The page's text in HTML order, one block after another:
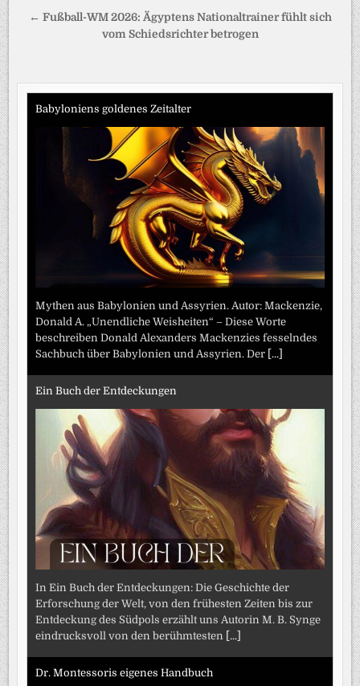
← Fußball-WM 2026: Ägyptens Nationaltrainer fühlt sich
vom Schiedsrichter betrogen
Babyloniens goldenes Zeitalter
Mythen aus Babylonien und Assyrien. Autor: Mackenzie,
Donald A. „Unendliche Weisheiten“ – Diese Worte
beschreiben Donald Alexanders Mackenzies fesselndes
Sachbuch über Babylonien und Assyrien. Der [...]
Ein Buch der Entdeckungen
In Ein Buch der Entdeckungen: Die Geschichte der
Erforschung der Welt, von den frühesten Zeiten bis zur
Entdeckung des Südpols erzählt uns Autorin M. B. Synge
eindrucksvoll von den berühmtesten [...]
Dr. Montessoris eigenes Handbuch